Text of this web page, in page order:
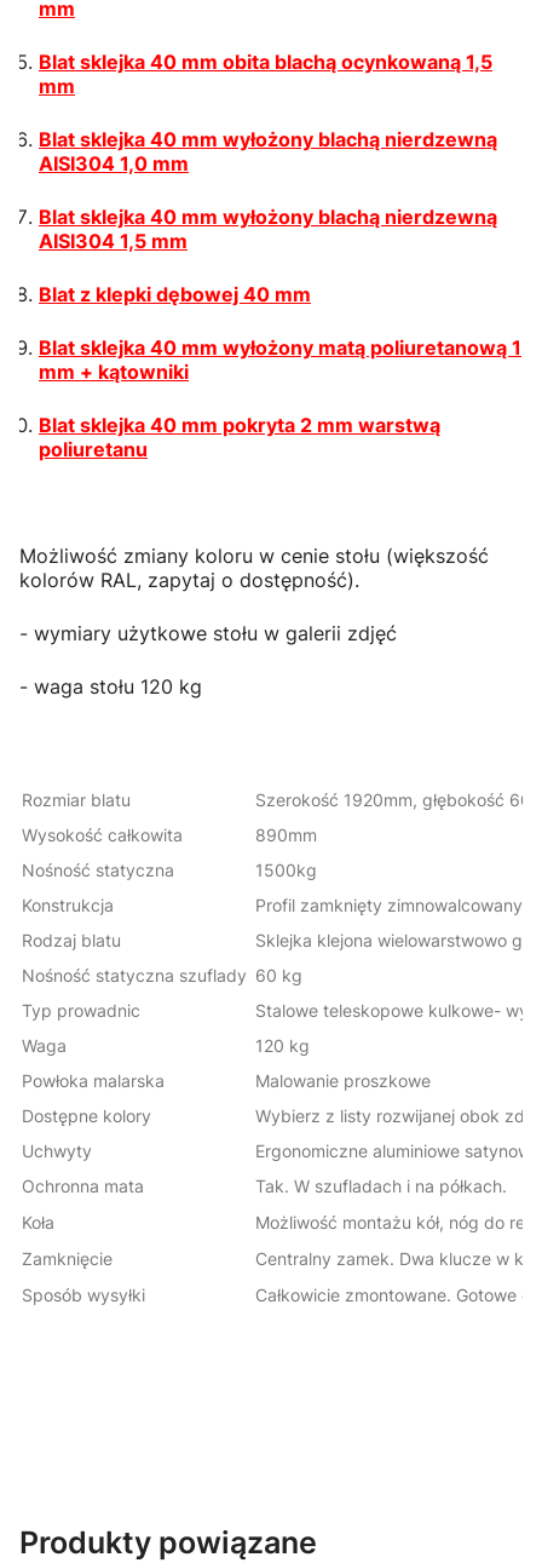
mm
Blat sklejka 40 mm obita blachą ocynkowaną 1,5
mm
Blat sklejka 40 mm wyłożony blachą nierdzewną
AISI304 1,0 mm
Blat sklejka 40 mm wyłożony blachą nierdzewną
AISI304 1,5 mm
Blat z klepki dębowej 40 mm
Blat sklejka 40 mm wyłożony matą poliuretanową 1
mm + kątowniki
Blat sklejka 40 mm pokryta 2 mm warstwą
poliuretanu
Możliwość zmiany koloru w cenie stołu (większość
kolorów RAL, zapytaj o dostępność).
- wymiary użytkowe stołu w galerii zdjęć
- waga stołu 120 kg
Rozmiar blatu
Szerokość 1920mm, głębokość
Wysokość całkowita
890mm
Nośność statyczna
1500kg
Konstrukcja
Profil zamknięty zimnowalcowany
Rodzaj blatu
Sklejka klejona wielowarstwowo
Nośność statyczna szuflady 60 kg
Typ prowadnic
Stalowe teleskopowe kulkowe-
Waga
120 kg
Powłoka malarska
Malowanie proszkowe
Dostępne kolory
Wybierz z listy rozwijanej obok
Uchwyty
Ergonomiczne aluminiowe
Ochronna mata
Tak. W szufladach i na półkach.
Koła
Możliwość montażu kół, nóg do
Zamknięcie
Centralny zamek. Dwa klucze w
Sposób wysyłki
Całkowicie zmontowane. Gotowe
Produkty powiązane